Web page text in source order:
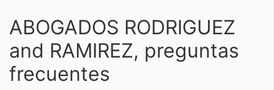
ABOGADOS RODRIGUEZ
and RAMIREZ, preguntas
frecuentes